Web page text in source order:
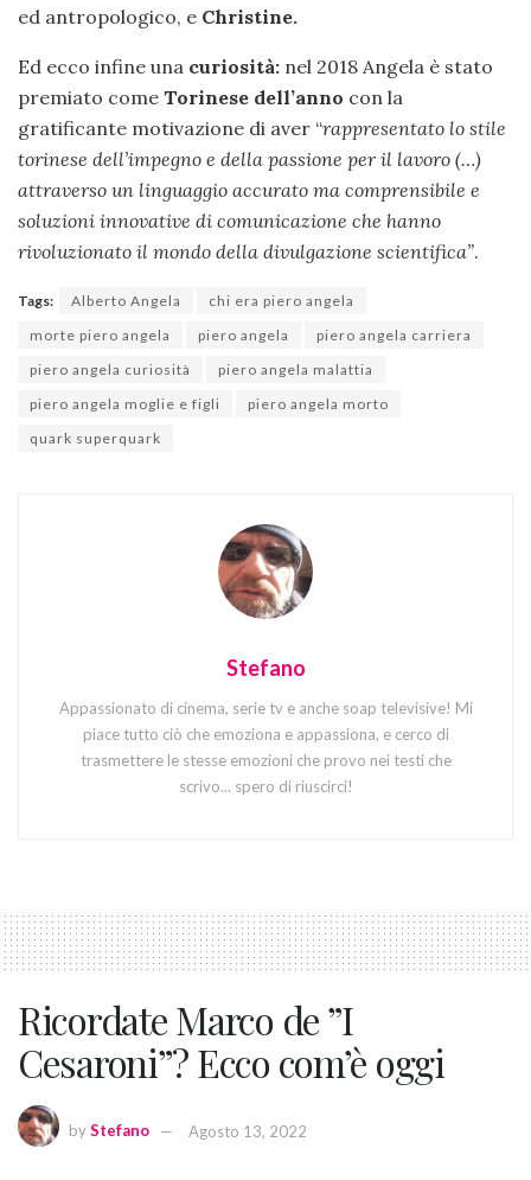
ed antropologico, e Christine.
Ed ecco infine una curiosità: nel 2018 Angela è stato
premiato come Torinese dell’anno con la
gratificante motivazione di aver “rappresentato lo stile
torinese dell’impegno e della passione per il lavoro (…)
attraverso un linguaggio accurato ma comprensibile e
soluzioni innovative di comunicazione che hanno
rivoluzionato il mondo della divulgazione scientifica”.
Tags: Alberto Angela
chi era piero angela
morte piero angela
piero angela
piero angela carriera
piero angela curiosità
piero angela malattia
piero angela moglie e figli
piero angela morto
quark superquark
Stefano
Appassionato di cinema, serie tv e anche soap televisive! Mi
piace tutto ciò che emoziona e appassiona, e cerco di
trasmettere le stesse emozioni che provo nei testi che
scrivo... spero di riuscirci!
Ricordate Marco de ”I
Cesaroni”? Ecco com’è oggi
byStefano Agosto 13, 2022